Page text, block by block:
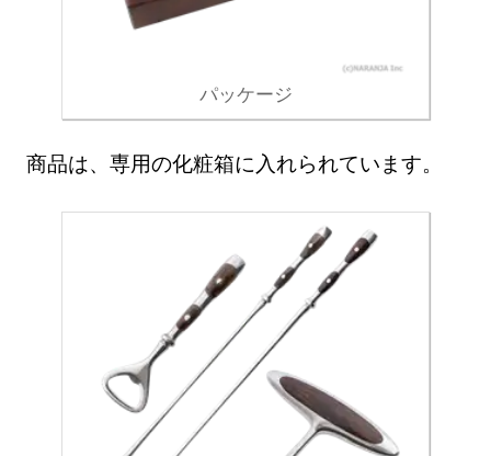
パッケージ
商品は、専用の化粧箱に入れられています。